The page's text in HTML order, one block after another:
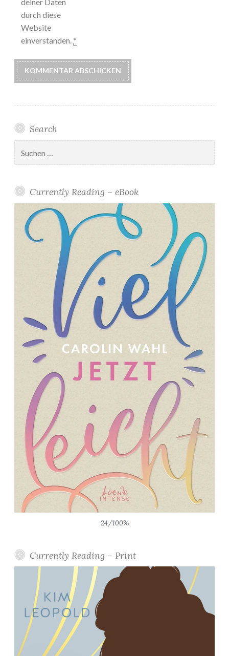
durch diese
Website
einverstanden. *
Search
nach:
Currently Reading – eBook
24/100%
Currently Reading – Print